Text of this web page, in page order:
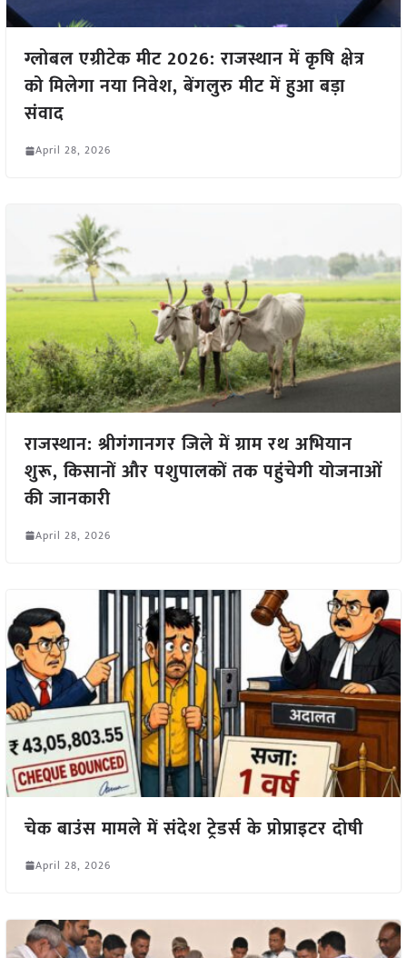
ग्लोबल एग्रीटेक मीट 2026: राजस्थान में कृषि क्षेत्र
को मिलेगा नया निवेश, बेंगलुरु मीट में हुआ बड़ा
संवाद
April 28, 2026
राजस्थान: श्रीगंगानगर जिले में ग्राम रथ अभियान
शुरू, किसानों और पशुपालकों तक पहुंचेगी योजनाओं
की जानकारी
April 28, 2026
चेक बाउंस मामले में संदेश ट्रेडर्स के प्रोप्राइटर दोषी
April 28, 2026